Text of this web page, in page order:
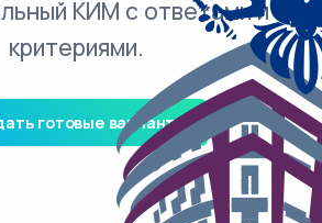
КИМ с ответами и
критериями.
готовые варианты